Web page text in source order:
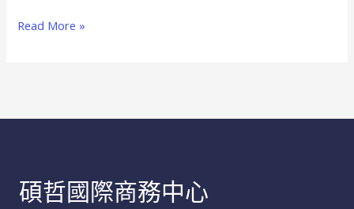
助
之
Read More »
碩哲國際商務中心